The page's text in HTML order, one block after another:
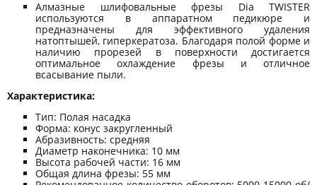
Алмазные шлифовальные фрезы Dia TWISTER
используются в аппаратном педикюре и
предназначены для эффективного удаления
натоптышей, гиперкератоза. Благодаря полой форме и
наличию прорезей в поверхности достигается
оптимальное охлаждение фрезы и отличное
всасывание пыли.
Характеристика:
Тип: Полая насадка
Форма: конус закругленный
Абразивность: средняя
Диаметр наконечника: 10 мм
Высота рабочей части: 16 мм
Общая длина фрезы: 55 мм